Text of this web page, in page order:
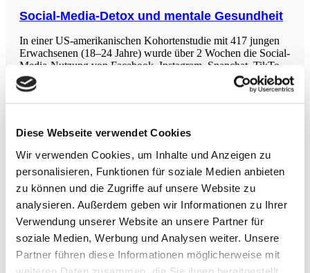
Diese Webseite verwendet Cookies
Wir verwenden Cookies, um Inhalte und Anzeigen zu
personalisieren, Funktionen für soziale Medien anbieten
zu können und die Zugriffe auf unsere Website zu
analysieren. Außerdem geben wir Informationen zu Ihrer
Verwendung unserer Website an unsere Partner für
soziale Medien, Werbung und Analysen weiter. Unsere
Partner führen diese Informationen möglicherweise mit
Social-Media-Detox und mentale Gesundheit
In einer US-amerikanischen Kohortenstudie mit 417 jungen
Erwachsenen (18–24 Jahre) wurde über 2 Wochen die Social-
Media-Nutzung von Facebook, Instagram, Snapchat, TikTok
und X objektiv erfasst. Im Anschluss konnten 295 Teilnehmer
eine freiwillige einwöchige Social-Media-Detox durchführen.
Diese Reduktion der Nutzung führte
Durchführung einer randomisierten Studie (NCT05804942)
mit gesunden Erwachsenen. Diese erhielten Mahlzeiten mit
gleichbleibender Makronährstoffzusammensetzung.
Ergebnisse zeigten, dass die Glukose- und Insulinreaktionen
den Vorhersagen entsprachen, jedoch keine
Körperliche Aktivität und chronische
Erkrankungen / Behinderungen
Die Studie bietet einen umfassenden Überblick über aktuelle